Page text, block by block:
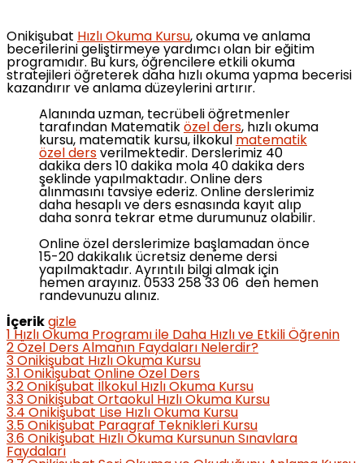
Onikişubat Hızlı Okuma Kursu, okuma ve anlama
becerilerini geliştirmeye yardımcı olan bir eğitim
programıdır. Bu kurs, öğrencilere etkili okuma
stratejileri öğreterek daha hızlı okuma yapma becerisi
kazandırır ve anlama düzeylerini artırır.
Alanında uzman, tecrübeli öğretmenler
tarafından Matematik özel ders, hızlı okuma
kursu, matematik kursu, ilkokul matematik
özel ders verilmektedir. Derslerimiz 40
dakika ders 10 dakika mola 40 dakika ders
şeklinde yapılmaktadır. Online ders
alınmasını tavsiye ederiz. Online derslerimiz
daha hesaplı ve ders esnasında kayıt alıp
daha sonra tekrar etme durumunuz olabilir.
Online özel derslerimize başlamadan önce
15-20 dakikalık ücretsiz deneme dersi
yapılmaktadır. Ayrıntılı bilgi almak için
hemen arayınız. 0533 258 33 06 den hemen
randevunuzu alınız.
İçerik gizle
Hızlı Okuma Programı ile Daha Hızlı ve Etkili Öğrenin
2 Özel Ders Almanın Faydaları Nelerdir?
3 Onikişubat Hızlı Okuma Kursu
3.1
Onikişubat Online Özel Ders
3.2 Onikişubat İlkokul Hızlı Okuma Kursu
3.3 Onikişubat Ortaokul Hızlı Okuma Kursu
3.4 Onikişubat Lise Hızlı Okuma Kursu
3.5 Onikişubat Paragraf Teknikleri Kursu
3.6 Onikişubat Hızlı Okuma Kursunun Sınavlara
Faydaları